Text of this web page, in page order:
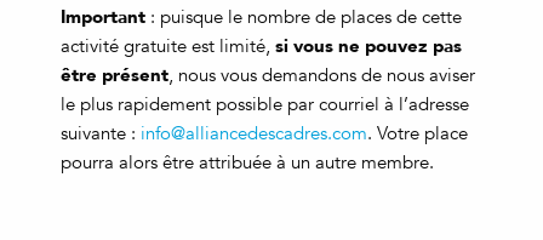
Important : puisque le nombre de places de cette
activité gratuite est limité, si vous ne pouvez pas
être présent, nous vous demandons de nous aviser
le plus rapidement possible par courriel à l’adresse
suivante : info@alliancedescadres.com. Votre place
pourra alors être attribuée à un autre membre.